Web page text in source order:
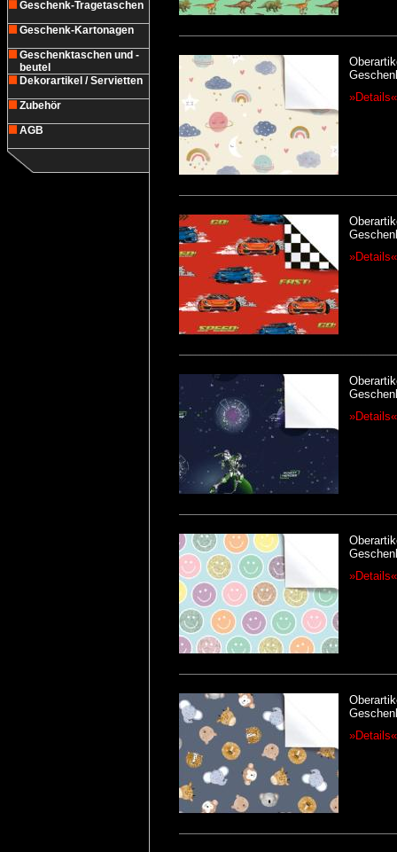
Geschenk-Tragetaschen
Geschenk-Kartonagen
Geschenktaschen und -
beutel
Dekorartikel / Servietten
Zubehör
AGB
»Details«
»Details«
»Details«
»Details«
»Details«